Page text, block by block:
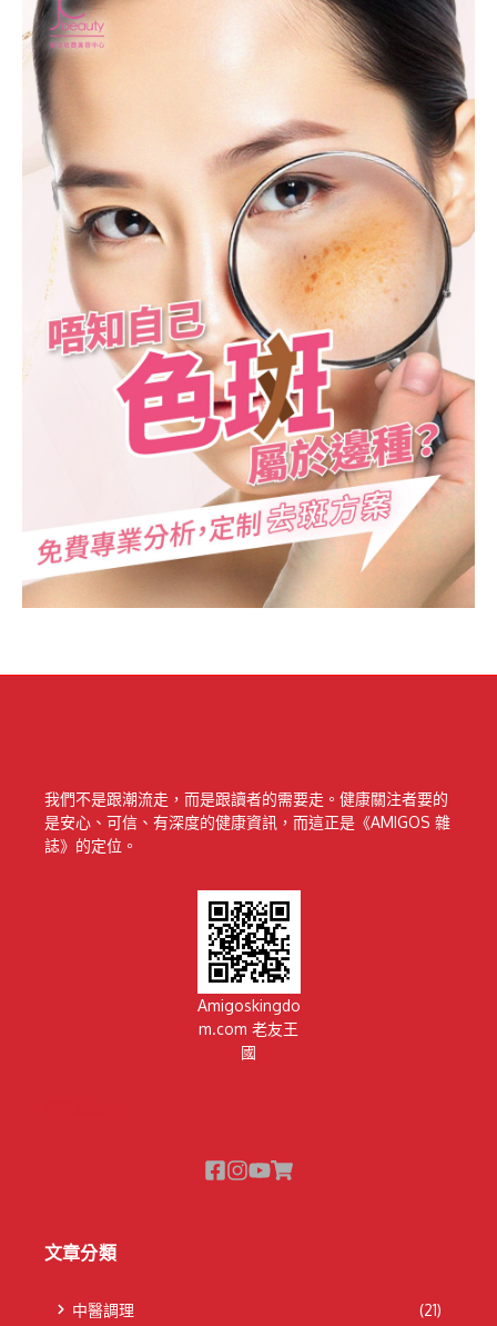
我們不是跟潮流走，而是跟讀者的需要走。健康關注者要的
是安心、可信、有深度的健康資訊，而這正是《AMIGOS 雜
誌》的定位。
Amigoskingdo
m.com 老友王
國
文章分類
中醫調理 (21)